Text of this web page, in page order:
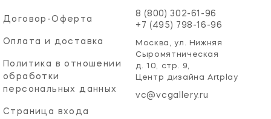
Договор-Оферта
Оплата и доставка
Политика в отношении
обработки
персональных данных
Страница входа
8 (800) 302-61-96
+7 (495) 798-16-96
Москва, ул. Нижняя
Сыромятническая
д. 10, стр. 9,
Центр дизайна Artplay
vc@vcgallery.ru